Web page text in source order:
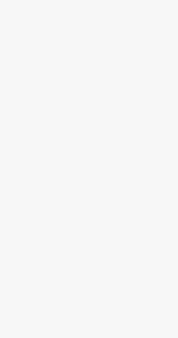
Jest to z
tanie